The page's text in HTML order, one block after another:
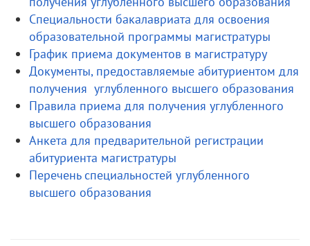
Специальности бакалавриата для освоения
образовательной программы магистратуры
График приема документов в магистратуру
Документы, предоставляемые абитуриентом для
получения углубленного высшего образования
Правила приема для получения углубленного
высшего образования
Анкета для предварительной регистрации
абитуриента магистратуры
Перечень специальностей углубленного
высшего образования